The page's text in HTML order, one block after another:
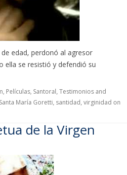
edad, perdonó al agresor
ella se resistió y defendió su
, Películas, Santoral, Testimonios and
Santa María Goretti, santidad, virginidad on
de la Virgen